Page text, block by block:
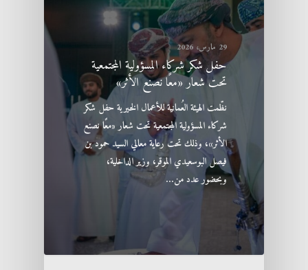
29 مارس، 2026
حفل شكر شركاء المسؤولية المجتمعية
تحت شعار «معًا نصنع الأثر»
نظّمت الهيئة العُمانية للأعمال الخيرية حفل شكر
شركاء المسؤولية المجتمعية تحت شعار «معًا نصنع
الأثر»، وذلك تحت رعاية معالي السيد حمود بن
فيصل البوسعيدي الموقر، وزير الداخلية،
وبحضور عدد من…